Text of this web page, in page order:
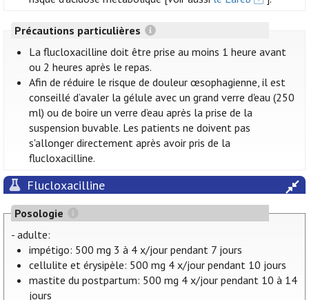
Précautions particulières
La flucloxacilline doit être prise au moins 1 heure avant
ou 2 heures après le repas.
Afin de réduire le risque de douleur œsophagienne, il est
conseillé d’avaler la gélule avec un grand verre d'eau (250
ml) ou de boire un verre d’eau après la prise de la
suspension buvable. Les patients ne doivent pas
s'allonger directement après avoir pris de la
flucloxacilline.
Flucloxacilline
Posologie
- adulte:
impétigo: 500 mg 3 à 4 x/jour pendant 7 jours
cellulite et érysipèle: 500 mg 4 x/jour pendant 10 jours
mastite du postpartum: 500 mg 4 x/jour pendant 10 à 14
jours